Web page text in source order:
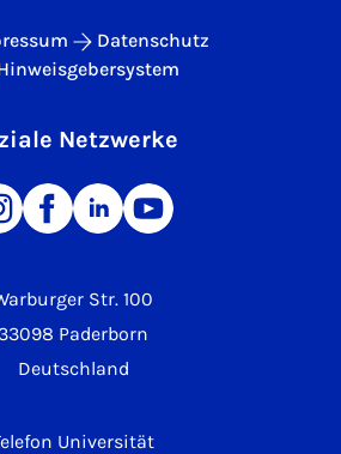
Str. 100
33098 Paderborn
Deutschland
Universität
Datenschutz
Netzwerke